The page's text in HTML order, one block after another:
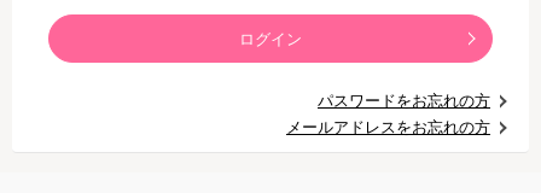
ログイン
パスワードをお忘れの方
メールアドレスをお忘れの方